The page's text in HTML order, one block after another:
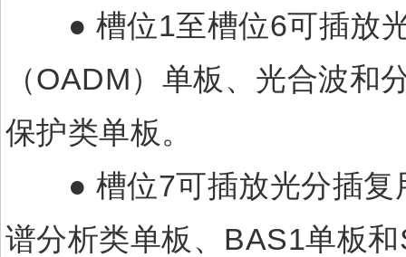
● 槽位1至槽位6可插放光
（OADM）单板、光合波
保护类单板。
● 槽位7可插放光分插复
谱分析类单板、BAS1单板